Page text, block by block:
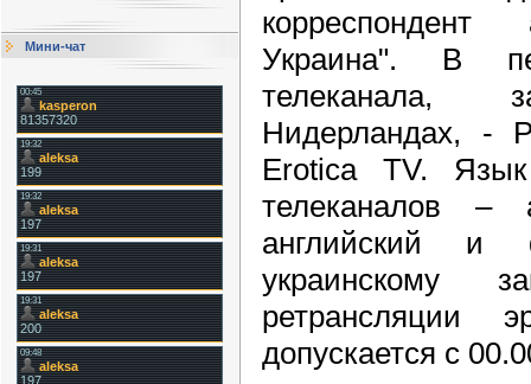
Мини-чат
корреспондент
Украина". В
телеканала,
Нидерландах, -
Erotica TV.
телеканалов –
английский и
украинскому
ретрансляции
допускается с